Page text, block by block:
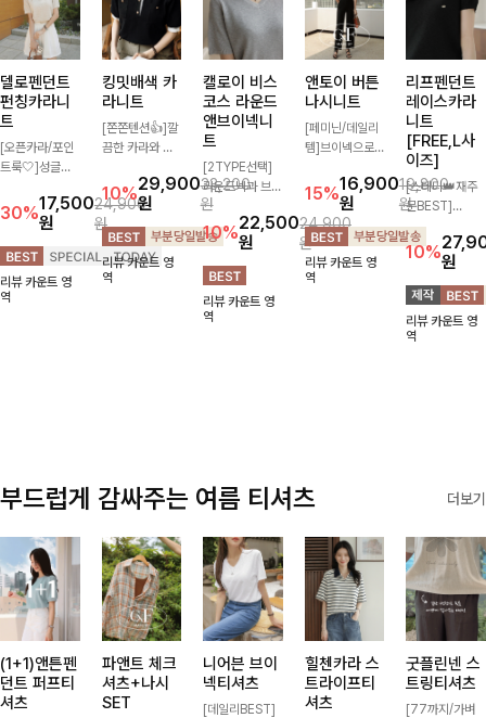
델로펜던트
펀칭카라니
트
[오픈카라/포인
트룩🤍]성글한
통기성 느껴지는
카라 니트! 내추
럴하게 떨어지는
여유핏에 오픈
카라 디테일 더
해져 꾸안꾸 무
30%17,500
원
24,900
원
리뷰 카운트 영
역
킹밋배색 카
라니트
[쫀쫀텐션👍]깔
끔한 카라와 반
만나 하나만 입
어도 완성도 높
은 스타일링을
연출해드려요 부
담 없이 즐기기
좋은 데일리 니
10%29,900
원
33,200
원
리뷰 카운트 영
역
캘로이 비스
코스 라운드
앤브이넥니
트
[2TYPE선택]
라운드넥과 브이
넥 두 가지 디자
인으로 취향에
맞게 선택 가능
한 베이직 니트
🤍 깔끔한 실루
엣과 부드러운
착용감으로 단독
10%22,500
원
24,900
원
리뷰 카운트 영
역
앤토이 버튼
나시니트
[페미닌/데일리
템]브이넥으로
베이직한 디자인
의이너로 단독으
로도 언제나 만
능 아이템!산뜻
한 여름, 시원하
게 보내요 :) ♡
15%16,900
원
19,800
원
리뷰 카운트 영
역
리프펜던트
레이스카라
니트
[FREE,L사
이즈]
[스테디👑재주
문BEST]
사랑스러움 가득
담은 카라 니트
에 펜던트 포인
트까지 톡-톡 얼
굴을 밝혀주는
컬러와 함께 해
요-
10%원
리뷰 카운트 영
역
부드럽게 감싸주는 여름 티셔츠 더보기
(1+1)앤튼펜
던트 퍼프티
셔츠
파앤트 체크
셔츠+나시
SET
니어븐 브이
넥티셔츠
[데일리BEST]
힐첸카라 스
트라이프티
셔츠
굿플린넨 스
트링티셔츠
[77까지/가벼